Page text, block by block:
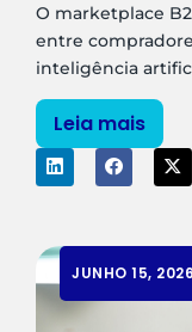
O marketplace
entre
inteligência
Leia mais
JUNHO 15, 2026